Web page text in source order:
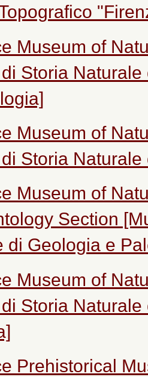
Museum of
Storia
Museum of
Storia
Museum of
Section
di Geologia e
Museum of
Storia
Prehistorical